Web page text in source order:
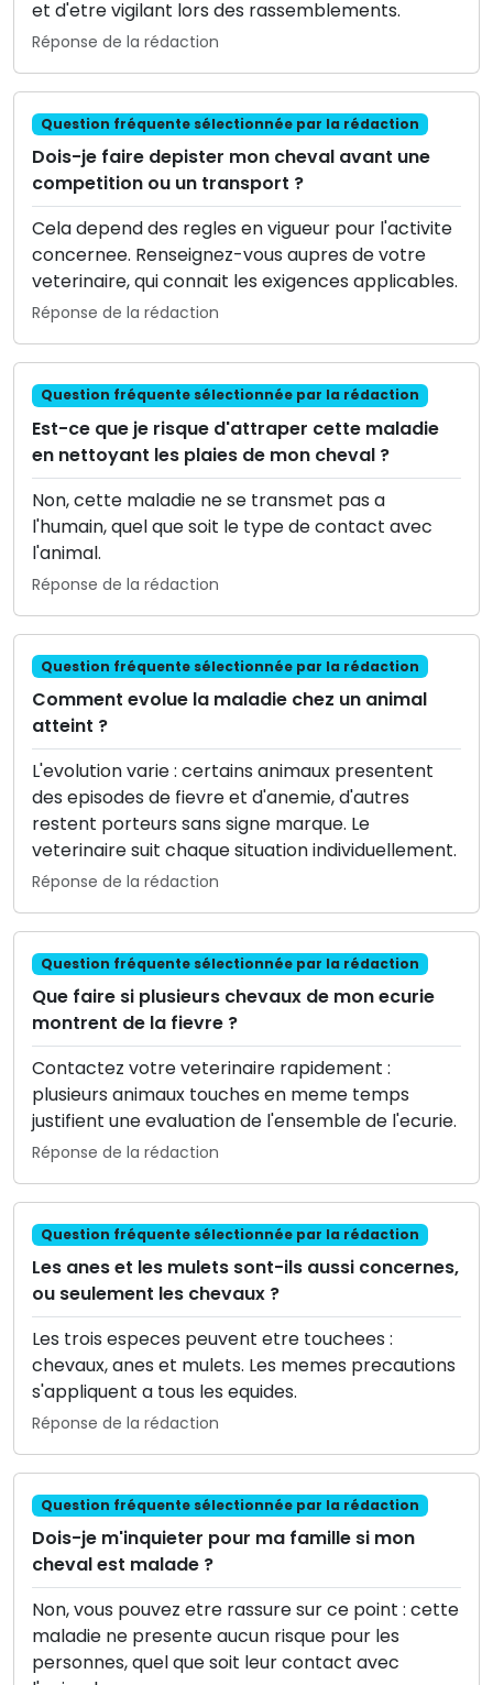
et d'etre vigilant lors des rassemblements.
Réponse de la rédaction
Question fréquente sélectionnée par la rédaction
Dois-je faire depister mon cheval avant une
competition ou un transport ?
Cela depend des regles en vigueur pour l'activite
concernee. Renseignez-vous aupres de votre
veterinaire, qui connait les exigences applicables.
Réponse de la rédaction
Question fréquente sélectionnée par la rédaction
Est-ce que je risque d'attraper cette maladie
en nettoyant les plaies de mon cheval ?
Non, cette maladie ne se transmet pas a
l'humain, quel que soit le type de contact avec
l'animal.
Réponse de la rédaction
Question fréquente sélectionnée par la rédaction
Comment evolue la maladie chez un animal
atteint ?
L'evolution varie : certains animaux presentent
des episodes de fievre et d'anemie, d'autres
restent porteurs sans signe marque. Le
veterinaire suit chaque situation individuellement.
Réponse de la rédaction
Question fréquente sélectionnée par la rédaction
Que faire si plusieurs chevaux de mon ecurie
montrent de la fievre ?
Contactez votre veterinaire rapidement :
plusieurs animaux touches en meme temps
justifient une evaluation de l'ensemble de l'ecurie.
Réponse de la rédaction
Question fréquente sélectionnée par la rédaction
Les anes et les mulets sont-ils aussi concernes,
ou seulement les chevaux ?
Les trois especes peuvent etre touchees :
chevaux, anes et mulets. Les memes precautions
s'appliquent a tous les equides.
Réponse de la rédaction
Question fréquente sélectionnée par la rédaction
Dois-je m'inquieter pour ma famille si mon
cheval est malade ?
Non, vous pouvez etre rassure sur ce point : cette
maladie ne presente aucun risque pour les
personnes, quel que soit leur contact avec